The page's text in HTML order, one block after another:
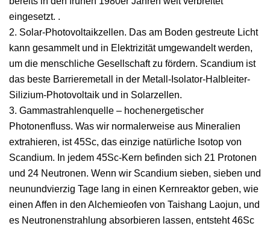
eingesetzt. .
2. Solar-Photovoltaikzellen. Das am Boden gestreute Licht
kann gesammelt und in Elektrizität umgewandelt werden,
um die menschliche Gesellschaft zu fördern. Scandium ist
das beste Barrieremetall in der Metall-Isolator-Halbleiter-
Silizium-Photovoltaik und in Solarzellen.
3. Gammastrahlenquelle – hochenergetischer
Photonenfluss. Was wir normalerweise aus Mineralien
extrahieren, ist 45Sc, das einzige natürliche Isotop von
Scandium. In jedem 45Sc-Kern befinden sich 21 Protonen
und 24 Neutronen. Wenn wir Scandium sieben, sieben und
neunundvierzig Tage lang in einen Kernreaktor geben, wie
einen Affen in den Alchemieofen von Taishang Laojun, und
es Neutronenstrahlung absorbieren lassen, entsteht 46Sc